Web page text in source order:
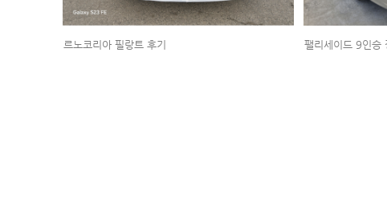
르노코리아 필랑트 후기 팰리세이드 9인승